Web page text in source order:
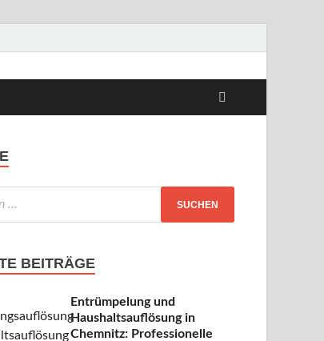
BEITRÄGE
Entrümpelung und
Haushaltsauflösung in
Chemnitz: Professionelle